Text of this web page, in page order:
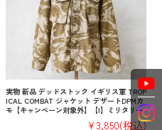
実物 新品 デッドストック イギリス軍 TROP
ICAL COMBAT ジャケット デザートDPMカ
モ【キャンペーン対象外】【I】ミリタリー
¥3,850(税込)